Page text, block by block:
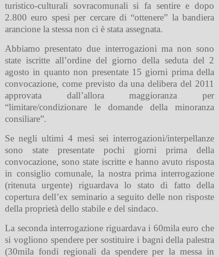
turistico-culturali sovracomunali si fa sentire e dopo
2.800 euro spesi per cercare di “ottenere” la bandiera
arancione la stessa non ci è stata assegnata.
Abbiamo presentato due interrogazioni ma non sono
state iscritte all’ordine del giorno della seduta del 2
agosto in quanto non presentate 15 giorni prima della
convocazione, come previsto da una delibera del 2011
approvata dall’allora maggioranza per
“limitare/condizionare le domande della minoranza
consiliare”.
Se negli ultimi 4 mesi sei interrogazioni/interpellanze
sono state presentate pochi giorni prima della
convocazione, sono state iscritte e hanno avuto risposta
in consiglio comunale, la nostra prima interrogazione
(ritenuta urgente) riguardava lo stato di fatto della
copertura dell’ex seminario a seguito delle non risposte
della proprietà dello stabile e del sindaco.
La seconda interrogazione riguardava i 60mila euro che
si vogliono spendere per sostituire i bagni della palestra
(30mila fondi regionali da spendere per la messa in